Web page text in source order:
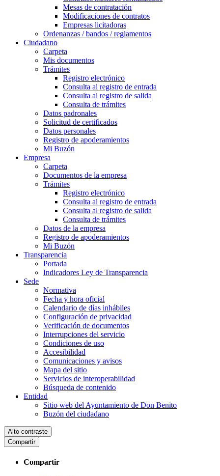
Mesas de contratación
Modificaciones de contratos
Empresas licitadoras
Ordenanzas / bandos / reglamentos
Ciudadano
Carpeta
Mis documentos
Trámites
Registro electrónico
Consulta al registro de entrada
Consulta al registro de salida
Consulta de trámites
Datos padronales
Solicitud de certificados
Datos personales
Registro de apoderamientos
Mi Buzón
Empresa
Carpeta
Documentos de la empresa
Trámites
Registro electrónico
Consulta al registro de entrada
Consulta al registro de salida
Consulta de trámites
Datos de la empresa
Registro de apoderamientos
Mi Buzón
Transparencia
Portada
Indicadores Ley de Transparencia
Sede
Normativa
Fecha y hora oficial
Calendario de días inhábiles
Configuración de privacidad
Verificación de documentos
Interrupciones del servicio
Condiciones de uso
Accesibilidad
Comunicaciones y avisos
Mapa del sitio
Servicios de interoperabilidad
Búsqueda de contenido
Entidad
Sitio web del Ayuntamiento de Don Benito
Buzón del ciudadano
Alto contraste
Compartir
Compartir